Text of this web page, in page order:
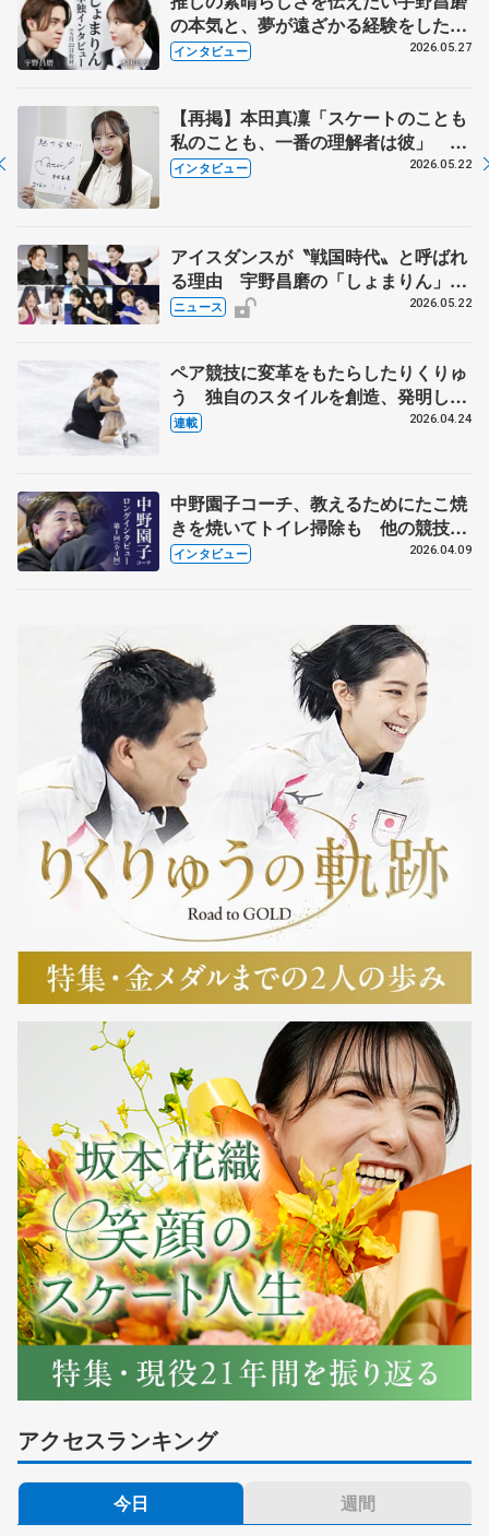
の本気と、夢が遠ざかる経験をした本
田真凜の覚悟
インタビュー 2026.05.27
【再掲】本田真凜「スケートのことも
私のことも、一番の理解者は彼」 引
退時の単独インタビューで語った競技
インタビュー 2026.05.22
アイスダンスが〝戦国時代〟と呼ばれ
る理由 宇野昌磨の「しょまりん」ら
実力者が相次いで参戦 国内の競争激
ニュース 2026.05.22
ペア競技に変革をもたらしたりくりゅ
う 独自のスタイルを創造、発明した
【引退発表後②】
連載 2026.04.24
中野園子コーチ、教えるためにたこ焼
きを焼いてトイレ掃除も 他の競技に
も通用するという坂本花織の筋肉
インタビュー 2026.04.09
アクセスランキング
今日 週間